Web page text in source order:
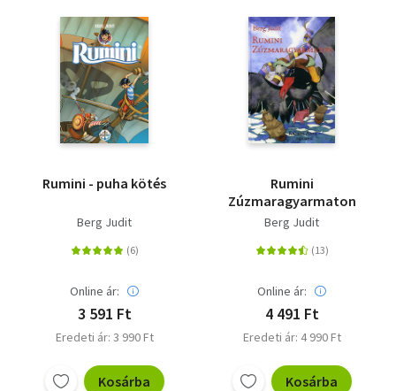
Rumini - puha kötés
Berg Judit
Online ár:
3 591 Ft
Eredeti ár: 3 990 Ft
Kosárba
Rumini
Zúzmaragyarmaton
Berg Judit
Online ár:
4 491 Ft
Eredeti ár: 4 990 Ft
Kosárba